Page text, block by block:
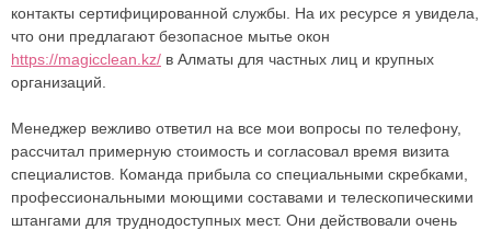
контакты сертифицированной службы. На их ресурсе я увидела,
что они предлагают безопасное мытье окон
https://magicclean.kz/ в Алматы для частных лиц и крупных
организаций.
Менеджер вежливо ответил на все мои вопросы по телефону,
рассчитал примерную стоимость и согласовал время визита
специалистов. Команда прибыла со специальными скребками,
профессиональными моющими составами и телескопическими
штангами для труднодоступных мест. Они действовали очень